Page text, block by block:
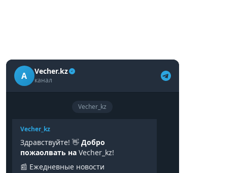
A Vecher.kz
канал
Vecher_kz
Vecher_kz
Здравствуйте! 👋 Добро
пожаолвать наVecher_kz!
📰 Ежедневные новости